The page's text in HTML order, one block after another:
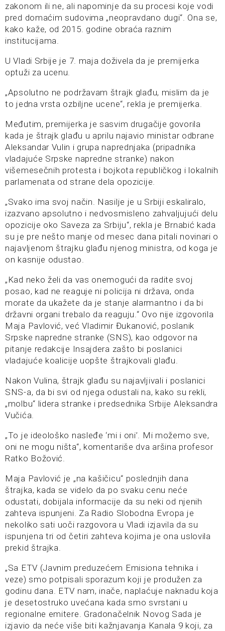
zakonom ili ne, ali napominje da su procesi koje vodi
pred domaćim sudovima „neopravdano dugi“. Ona se,
kako kaže, od 2015. godine obraća raznim
institucijama.
U Vladi Srbije je 7. maja doživela da je premijerka
optuži za ucenu.
„Apsolutno ne podržavam štrajk glađu, mislim da je
to jedna vrsta ozbiljne ucene“, rekla je premijerka.
Međutim, premijerka je sasvim drugačije govorila
kada je štrajk glađu u aprilu najavio ministar odbrane
Aleksandar Vulin i grupa naprednjaka (pripadnika
vladajuće Srpske napredne stranke) nakon
višemesečnih protesta i bojkota republičkog i lokalnih
parlamenata od strane dela opozicije.
„Svako ima svoj način. Nasilje je u Srbiji eskaliralo,
izazvano apsolutno i nedvosmisleno zahvaljujući delu
opozicije oko Saveza za Srbiju“, rekla je Brnabić kada
su je pre nešto manje od mesec dana pitali novinari o
najavljenom štrajku glađu njenog ministra, od koga je
on kasnije odustao.
„Kad neko želi da vas onemogući da radite svoj
posao, kad ne reaguje ni policija ni država, onda
morate da ukažete da je stanje alarmantno i da bi
državni organi trebalo da reaguju.“ Ovo nije izgovorila
Maja Pavlović, već Vladimir Đukanović, poslanik
Srpske napredne stranke (SNS), kao odgovor na
pitanje redakcije Insajdera zašto bi poslanici
vladajuće koalicije uopšte štrajkovali glađu.
Nakon Vulina, štrajk glađu su najavljivali i poslanici
SNS-a, da bi svi od njega odustali na, kako su rekli,
„molbu“ lidera stranke i predsednika Srbije Aleksandra
Vučića.
„To je ideološko nasleđe ‘mi i oni’. Mi možemo sve,
oni ne mogu ništa“, komentariše dva aršina profesor
Ratko Božović.
Maja Pavlović je „na kašičicu“ poslednjih dana
štrajka, kada se videlo da po svaku cenu neće
odustati, dobijala informacije da su neki od njenih
zahteva ispunjeni. Za Radio Slobodna Evropa je
nekoliko sati uoči razgovora u Vladi izjavila da su
ispunjena tri od četiri zahteva kojima je ona uslovila
prekid štrajka.
„Sa ETV (Javnim preduzećem Emisiona tehnika i
veze) smo potpisali sporazum koji je produžen za
godinu dana. ETV nam, inače, naplaćuje naknadu koja
je desetostruko uvećana kada smo svrstani u
regionalne emitere. Gradonačelnik Novog Sada je
izjavio da neće više biti kažnjavanja Kanala 9 koji, za